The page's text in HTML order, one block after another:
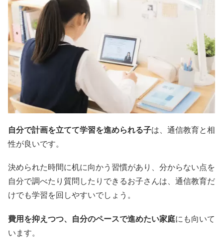
自分で計画を立てて学習を進められる子は、通信教育と相
性が良いです。
決められた時間に机に向かう習慣があり、分からない点を
自分で調べたり質問したりできるお子さんは、通信教育だ
けでも学習を回しやすいでしょう。
費用を抑えつつ、自分のペースで進めたい家庭にも向いて
います。